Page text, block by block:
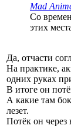
Mad
Со
этих
Да, отчасти
На практике,
одних руках
В итоге он
А какие там
лезет.
Потёк он